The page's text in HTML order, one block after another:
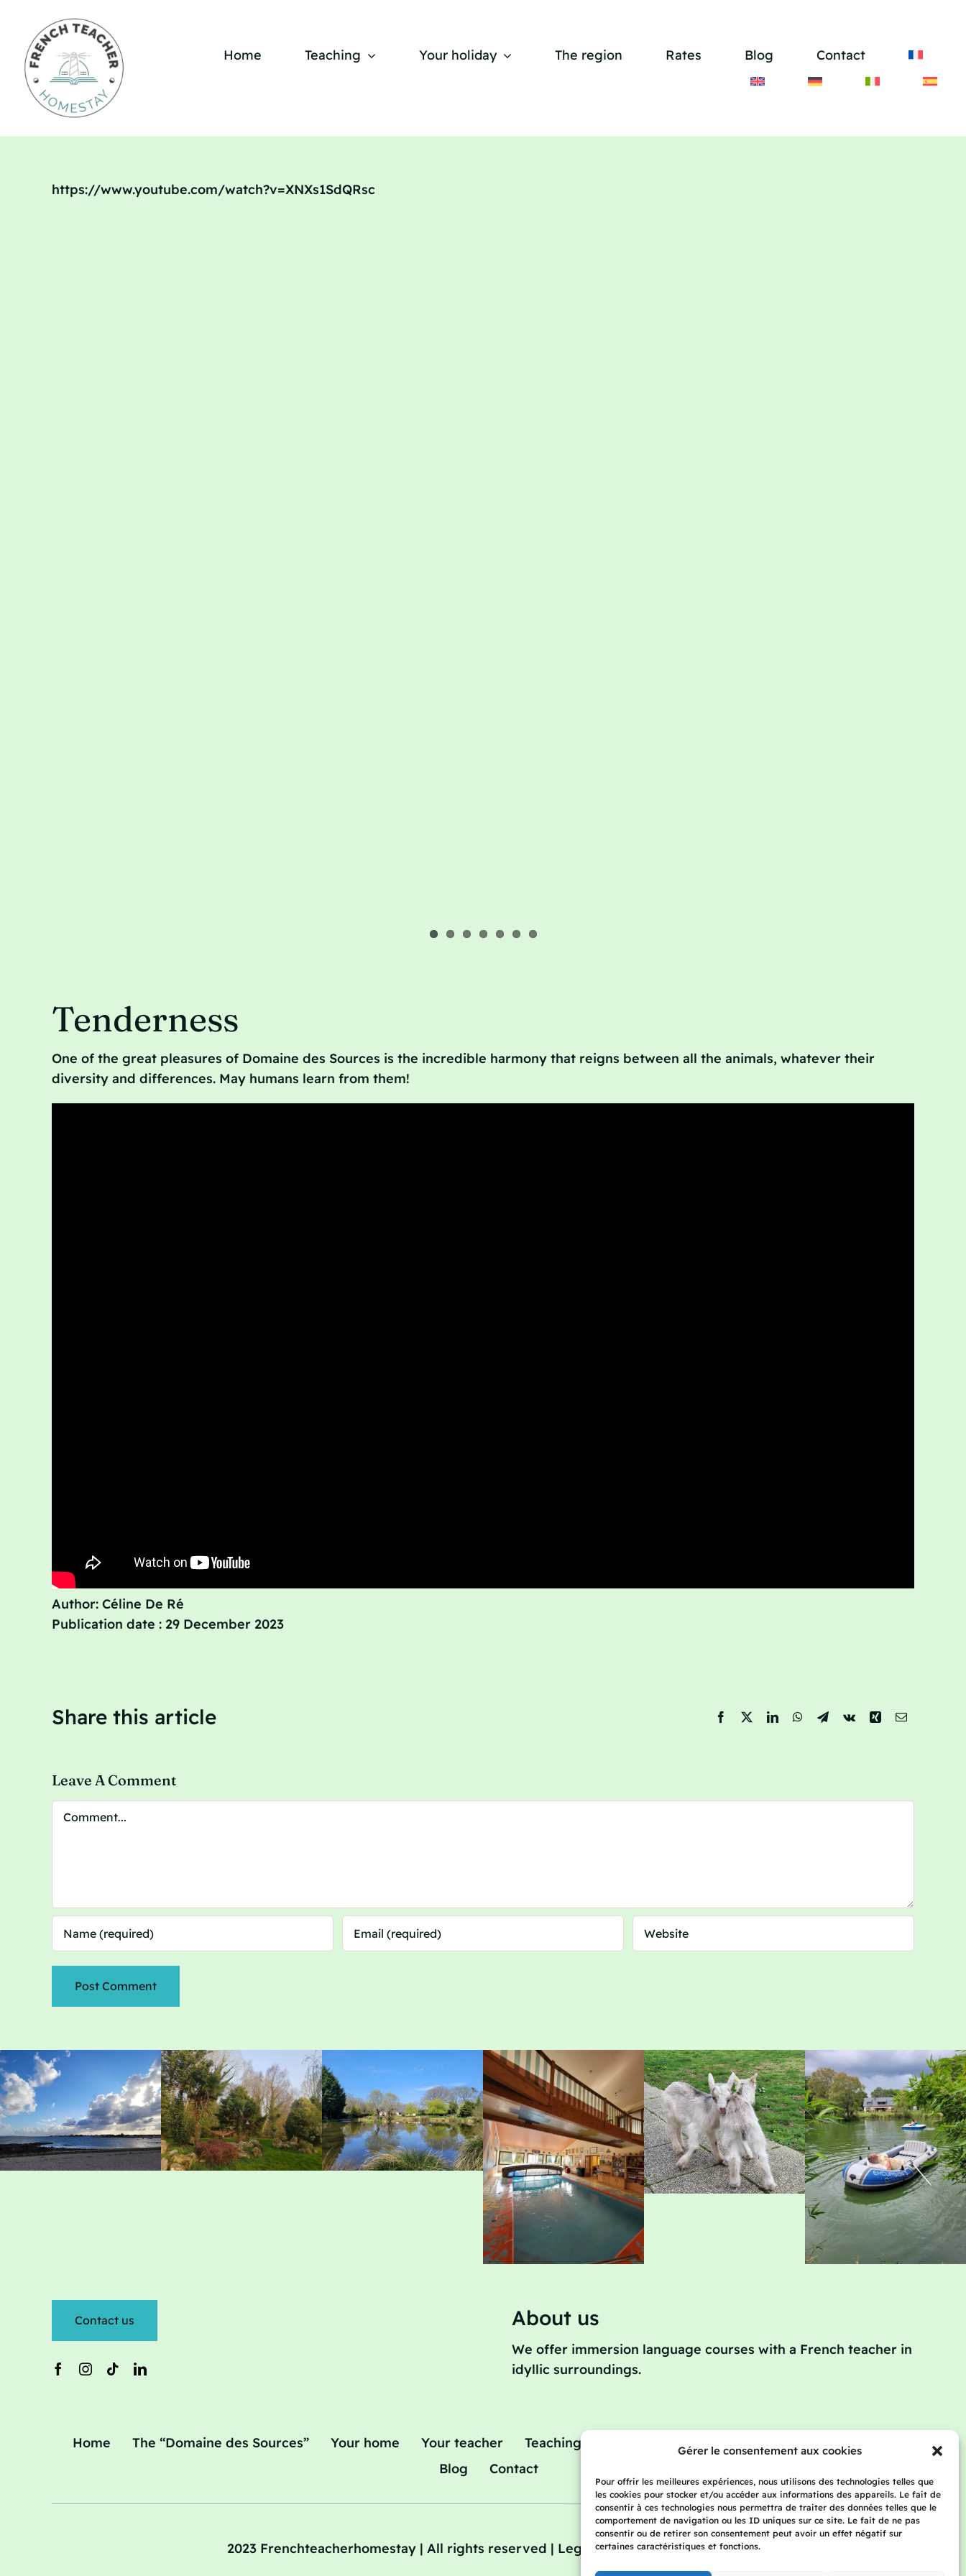
Gérer le consentement aux cookies
Pour offrir les meilleures expériences, nous utilisons des technologies telles que
les cookies pour stocker et/ou accéder aux informations des appareils. Le fait de
consentir à ces technologies nous permettra de traiter des données telles que le
comportement de navigation ou les ID uniques sur ce site. Le fait de ne pas
consentir ou de retirer son consentement peut avoir un effet négatif sur
certaines caractéristiques et fonctions.
content
Home Teaching Your holiday The region Rates Blog Contact
https://www.youtube.com/watch?v=XNXs1SdQRsc
Tenderness
One of the great pleasures of Domaine des Sources is the incredible harmony that reigns between all the animals, whatever their
diversity and differences. May humans learn from them!
Author: Céline De Ré
Publication date : 29 December 2023
Share this article
Leave A Comment
Comment
Contact us About us
We offer immersion language courses with a French teacher in
idyllic surroundings.
Home The “Domaine des Sources” Your home Your teacher Teaching holidays : refresher courses in French
Rates
Blog
Contact
2023 Frenchteacherhomestay | All rights reserved | Legal Notice | Privacy Policy